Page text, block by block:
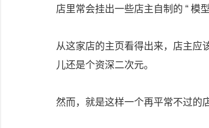
店里常会挂出一些店主自制的 “ 模
从这家店的主页看得出来，店主应
儿还是个资深二次元。
然而，就是这样一个再平常不过的